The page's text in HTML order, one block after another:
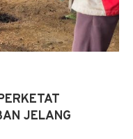
JELANG